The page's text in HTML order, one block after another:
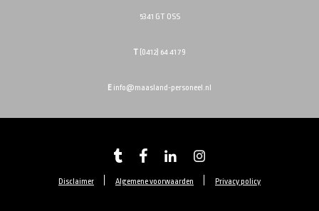
5341 GT OSS
T (0412) 64 41 79
E info@maasland-personeel.nl
Disclaimer Algemene voorwaarden Privacy policy